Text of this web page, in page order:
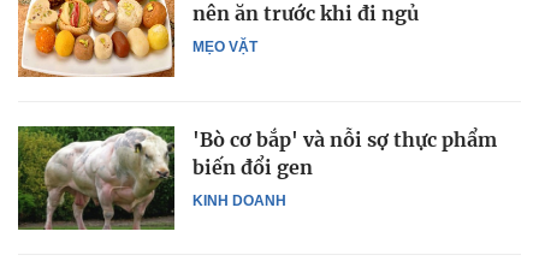
MẸO VẶT
nên ăn trước khi đi ngủ
KINH DOANH
'Bò cơ bắp' và nỗi sợ thực phẩm
biến đổi gen